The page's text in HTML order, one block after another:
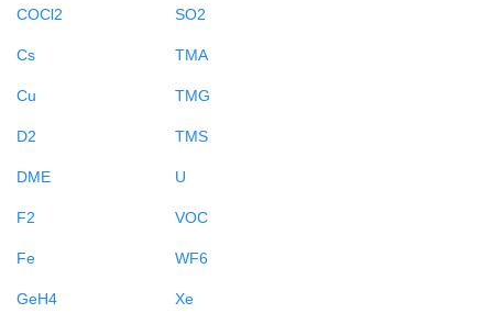
COCl2
Cs
Cu
D2
DME
F2
Fe
GeH4
SO2
TMA
TMG
TMS
U
VOC
WF6
Xe